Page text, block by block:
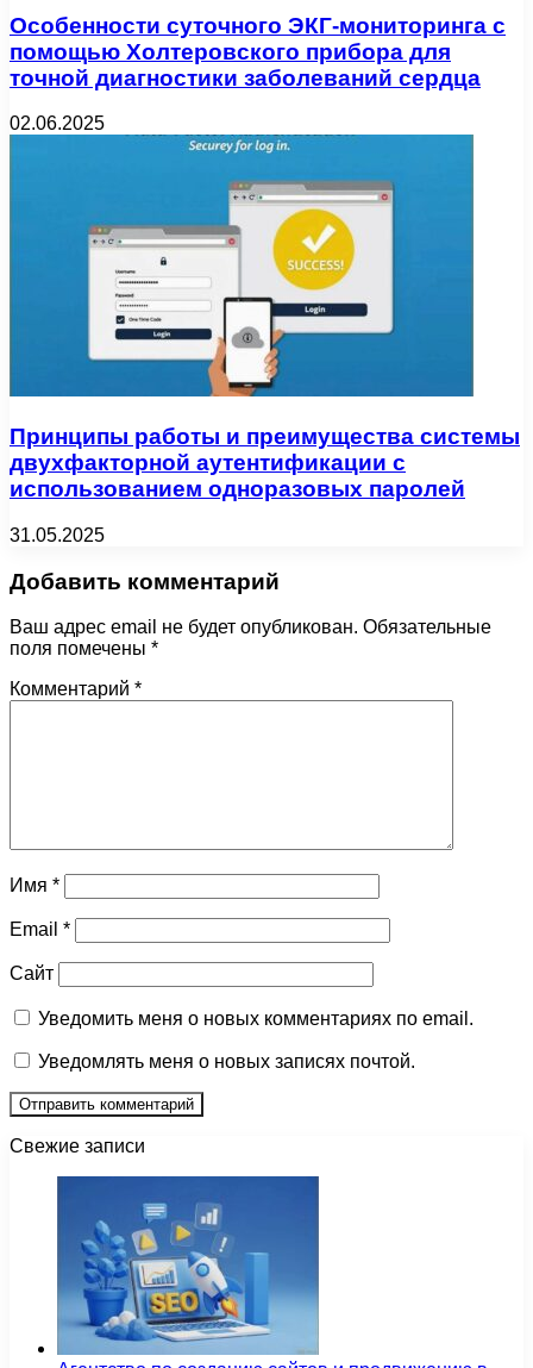
Особенности суточного ЭКГ-мониторинга с
помощью Холтеровского прибора для
точной диагностики заболеваний сердца
02.06.2025
Принципы работы и преимущества системы
двухфакторной аутентификации с
использованием одноразовых паролей
31.05.2025
Добавить комментарий
Ваш адрес email не будет опубликован. Обязательные
поля помечены *
Комментарий *
Имя *
Email *
Сайт
Уведомить меня о новых комментариях по email.
Уведомлять меня о новых записях почтой.
Свежие записи